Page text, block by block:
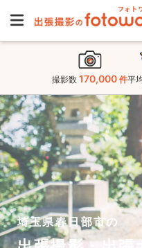
撮影数 170,000 件平
埼玉県春日部市の